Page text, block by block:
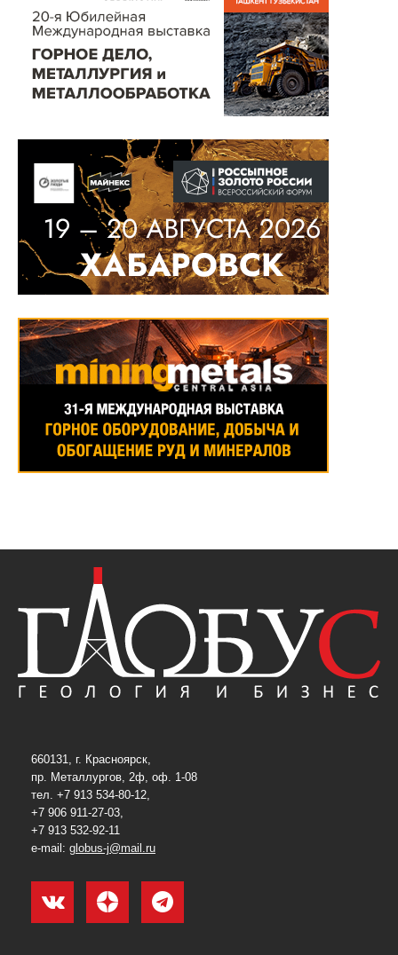
660131, г. Красноярск,
пр. Металлургов, 2ф, оф. 1-08
тел. +7 913 534-80-12,
+7 906 911-27-03,
+7 913 532-92-11
e-mail: globus-j@mail.ru